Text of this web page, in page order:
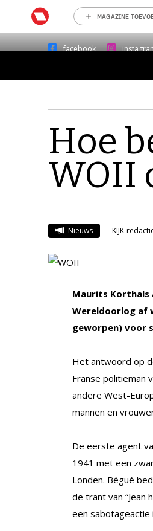
MAGAZINE
facebook
Hoe
WOII
Nieuws KIJK-
Maurits Korthals
Wereldoorlog af
geworpen) voor
Het antwoord op
Franse politieman
andere West-
mannen en
De eerste agent
1941 met een
Londen. Bégué
de trant van “Jean
een sabotageactie